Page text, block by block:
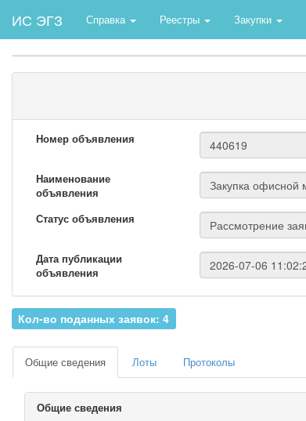
ИС ЭГЗ Справка Реестры Закупки
Номер объявления
Наименование
объявления
Статус объявления
Дата публикации
объявления
Кол-во поданных заявок: 4
Общие сведения Лоты Протоколы
Общие сведения